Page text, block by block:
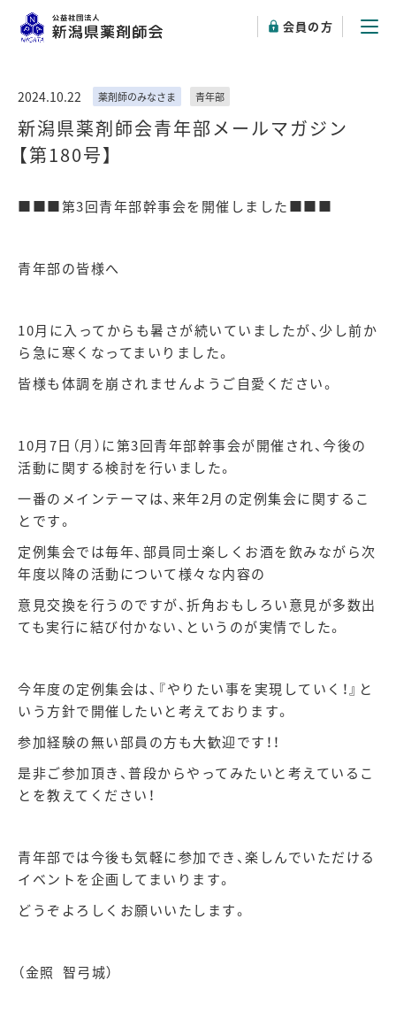
会員の方
新潟県薬剤師会青年部メールマガジン
【第180号】
2024.10.22 薬剤師のみなさま 青年部
■■■第3回青年部幹事会を開催しました■■■
青年部の皆様へ
10月に入ってからも暑さが続いていましたが、少し前か
ら急に寒くなってまいりました。
皆様も体調を崩されませんようご自愛ください。
10月7日（月）に第3回青年部幹事会が開催され、今後の
活動に関する検討を行いました。
一番のメインテーマは、来年2月の定例集会に関するこ
とです。
定例集会では毎年、部員同士楽しくお酒を飲みながら次
年度以降の活動について様々な内容の
意見交換を行うのですが、折角おもしろい意見が多数出
ても実行に結び付かない、というのが実情でした。
今年度の定例集会は、『やりたい事を実現していく！』と
いう方針で開催したいと考えております。
参加経験の無い部員の方も大歓迎です！！
是非ご参加頂き、普段からやってみたいと考えているこ
とを教えてください！
青年部では今後も気軽に参加でき、楽しんでいただける
イベントを企画してまいります。
どうぞよろしくお願いいたします。
（金照 智弓城）